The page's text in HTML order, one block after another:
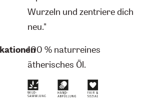
Wurzeln und zentriere dich
neu."
100 % naturreines
ätherisches Öl.